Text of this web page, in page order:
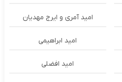
امید آمری و ایرج مهدیان
امید ابراهیمی
امید افضلی